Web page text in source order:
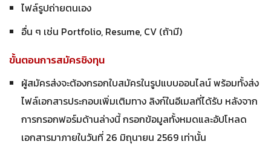
ไฟล์รูปถ่ายตนเอง
อื่น ๆ เช่น Portfolio, Resume, CV (ถ้ามี)
ขั้นตอนการสมัครชิงทุน
ผู้สมัครส่งจะต้องกรอกใบสมัครในรูปแบบออนไลน์ พร้อมทั้งส่ง
ไฟล์เอกสารประกอบเพิ่มเติมทาง ลิงก์ในอีเมลที่ได้รับ หลังจาก
การกรอกฟอร์มด้านล่างนี้ กรอกข้อมูลทั้งหมดและอัปโหลด
เอกสารมาภายในวันที่ 26 มิถุนายน 2569 เท่านั้น